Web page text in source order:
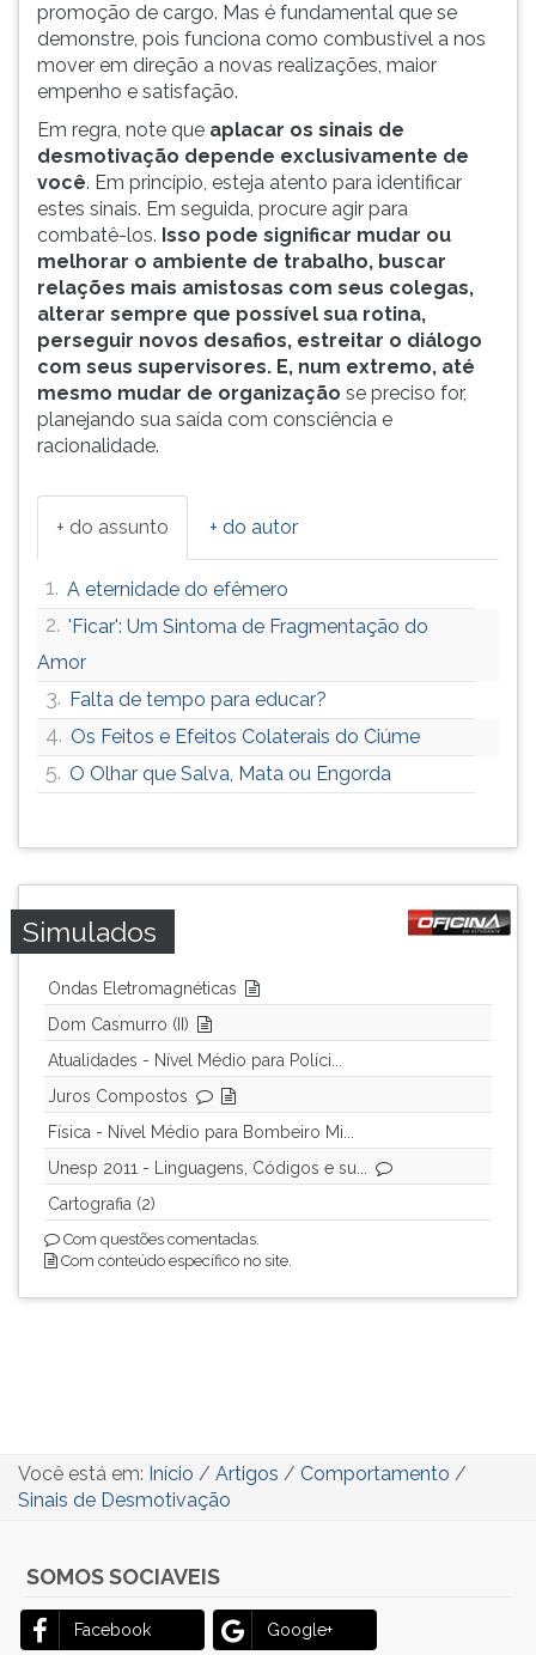
promoção de cargo. Mas é fundamental que se
demonstre, pois funciona como combustível a nos
mover em direção a novas realizações, maior
empenho e satisfação.
Em regra, note que aplacar os sinais de
desmotivação depende exclusivamente de
você. Em princípio, esteja atento para identificar
estes sinais. Em seguida, procure agir para
combatê-los. Isso pode significar mudar ou
melhorar o ambiente de trabalho, buscar
relações mais amistosas com seus colegas,
alterar sempre que possível sua rotina,
perseguir novos desafios, estreitar o diálogo
com seus supervisores. E, num extremo, até
mesmo mudar de organização se preciso for,
planejando sua saída com consciência e
racionalidade.
+ do assunto + do autor
1. A eternidade do efêmero
2. 'Ficar': Um Sintoma de Fragmentação do
Amor
3. Falta de tempo para educar?
4. Os Feitos e Efeitos Colaterais do Ciúme
5. O Olhar que Salva, Mata ou Engorda
Simulados
Ondas Eletromagnéticas
Dom Casmurro (II)
Atualidades - Nível Médio para Políci...
Juros Compostos
Física - Nível Médio para Bombeiro Mi...
Unesp 2011 - Linguagens, Códigos e su...
Cartografia (2)
Com questões comentadas.
Com conteúdo específico no site.
Você está em: Início / Artigos / Comportamento /
Sinais de Desmotivação
SOMOS SOCIAVEIS
Facebook Google+